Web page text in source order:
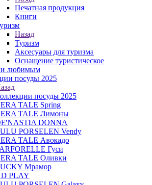
Печатная продукция
Книги
Назад
Туризм
Аксесуары для туризма
Оснащение туристическое
любимым
посуды 2025
посуды 2025
TALE Spring
TALE Лимоны
DONNA
PORSELEN Vendy
TALE Авокадо
Гуси
TALE Оливки
Мрамор
PLAY